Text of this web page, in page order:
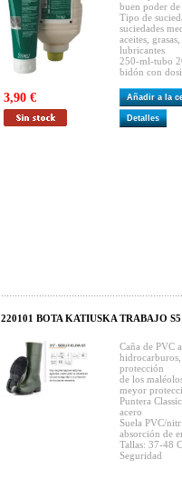
buen poder de
Tipo de
suciedades
aceites,
lubricantes
250-ml-tubo
bidón con
3,90 € Añadir a la
Detalles
220101 BOTA KATIUSKA TRABAJO
Caña de PVC
protección
de los
meyor
Puntera
acero
Suela PVC/
absorción de
Tallas: 37-48
Seguridad